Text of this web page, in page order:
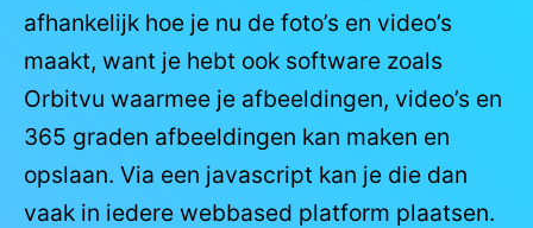
afhankelijk hoe je nu de foto’s en video’s
maakt, want je hebt ook software zoals
Orbitvu waarmee je afbeeldingen, video’s en
365 graden afbeeldingen kan maken en
opslaan. Via een javascript kan je die dan
vaak in iedere webbased platform plaatsen.